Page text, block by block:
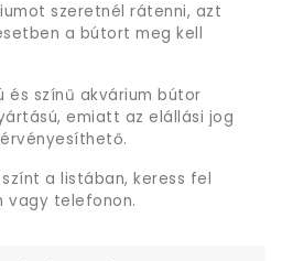
szeretnél rátenni, azt
a bútort meg kell
és színű akvárium bútor
emiatt az elállási jog
a listában, keress fel
vagy telefonon.